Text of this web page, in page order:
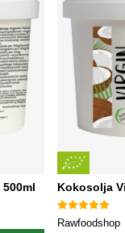
Kokosolja
Rawfoodshop